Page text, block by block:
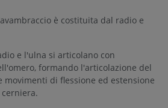
è costituita dal radio e
e l'ulna si articolano con
formando l'articolazione del
movimenti di flessione ed estensione